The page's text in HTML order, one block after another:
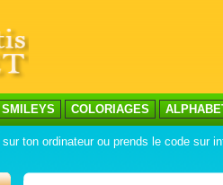
SMILEYS COLORIAGES
sur ton ordinateur ou prends le code sur